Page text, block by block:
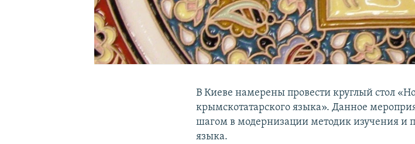
В Киеве намерены провести круглый стол
крымскотатарского языка». Данное
шагом в модернизации методик изучения и
языка.